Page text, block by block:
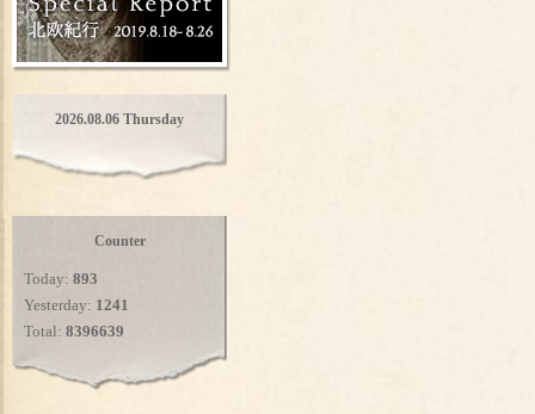
2026.08.06 Thursday
Counter
Today: 893
Yesterday: 1241
Total: 8396639